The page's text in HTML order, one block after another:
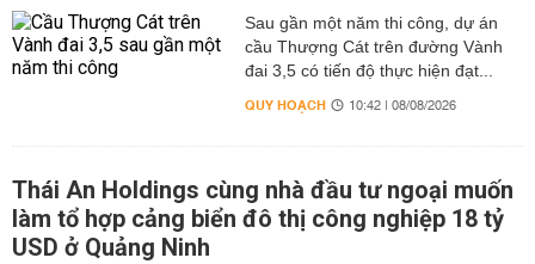
Sau gần một năm thi công, dự án
cầu Thượng Cát trên đường Vành
đai 3,5 có tiến độ thực hiện đạt...
QUY HOẠCH 10:42 | 08/08/2026
Thái An Holdings cùng nhà đầu tư ngoại muốn
làm tổ hợp cảng biển đô thị công nghiệp 18 tỷ
USD ở Quảng Ninh